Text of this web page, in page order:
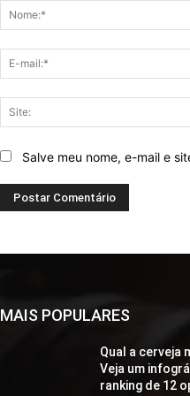
Salve meu nome, e-mail e
MAIS POPULARES
Qual a cerveja
Veja um
ranking de 12